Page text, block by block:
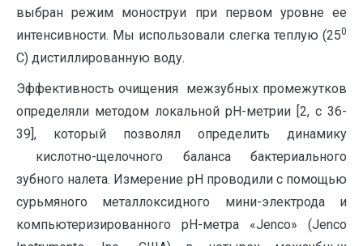
выбран режим моноструи при первом уровне ее
интенсивности. Мы использовали слегка теплую (250
С) дистиллированную воду.
Эффективность очищения межзубных промежутков
определяли методом локальной рН-метрии [2, с 36-
39], который позволял определить динамику
кислотно-щелочного баланса бактериального
зубного налета. Измерение рН проводили с помощью
сурьмяного металлоксидного мини-электрода и
компьютеризированного рН-метра «Jenco» (Jenco